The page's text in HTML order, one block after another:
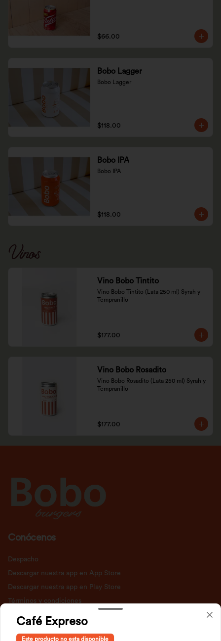
$66.00
Bobo Lagger
Bobo Lagger
$118.00
Bobo IPA
Bobo IPA
$118.00
Vinos
Vino Bobo Tintito
Vino Bobo Tintito (Lata 250 ml) Syrah y
Tempranillo
$177.00
Vino Bobo Rosadito
Vino Bobo Rosadito (Lata 250 ml) Syrah y
Tempranillo
$177.00
Conócenos
Despacho
Descargar nuestra app en App Store
Descargar nuestra app en Play Store
Términos y condiciones
Política de privacidad
Redes sociales
Café Expreso
Este producto no esta disponible